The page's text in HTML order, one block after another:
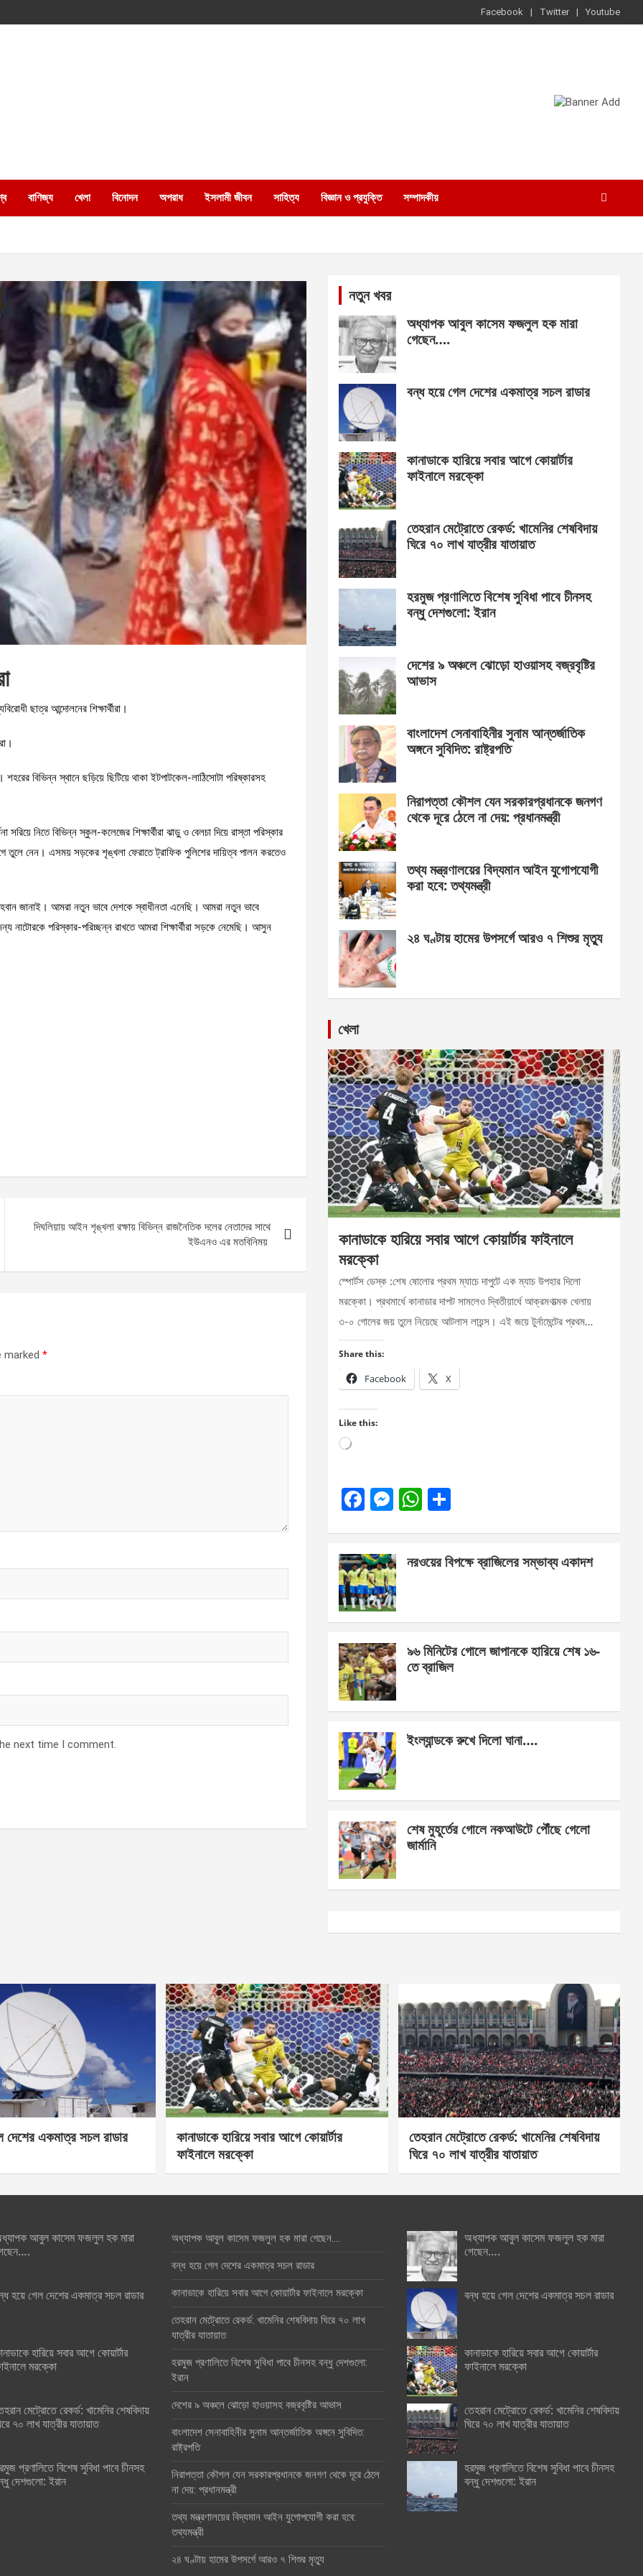
Facebook Twitter Youtube
বাণিজ্য খেলা বিনোদন অপরাধ ইসলামী জীবন সাহিত্য বিজ্ঞান ও প্রযুক্তি সম্পাদকীয়
ছাত্র আন্দোলনের শিক্ষার্থীরা।
বিভিন্ন স্থানে ছড়িয়ে ছিটিয়ে থাকা ইটপাটকেল-লাঠিসোটা পরিষ্কারসহ
নিতে বিভিন্ন স্কুল-কলেজের শিক্ষার্থীরা ঝাড়ু ও বেলচা দিয়ে রাস্তা পরিস্কার
তুলে নেন। এসময় সড়কের শৃঙ্খলা ফেরাতে ট্রাফিক পুলিশের দায়িত্ব পালন করতেও
জানাই। আমরা নতুন ভাবে দেশকে স্বাধীনতা এনেছি। আমরা নতুন ভাবে
নাটোরকে পরিস্কার-পরিচ্ছন্ন রাখতে আমরা শিক্ষার্থীরা সড়কে নেমেছি। আসুন
দিঘলিয়ায় আইন শৃঙ্খলা রক্ষায় বিভিন্ন রাজনৈতিক দলের নেতাদের সাথে
ইউএনও এর মতবিনিময়
marked *
next time I comment.
নতুন খবর
অধ্যাপক আবুল কাসেম ফজলুল হক মারা
গেছেন….
বন্ধ হয়ে গেল দেশের একমাত্র সচল রাডার
কানাডাকে হারিয়ে সবার আগে কোয়ার্টার
ফাইনালে মরক্কো
তেহরান মেট্রোতে রেকর্ড: খামেনির শেষবিদায়
ঘিরে ৭০ লাখ যাত্রীর যাতায়াত
হরমুজ প্রণালিতে বিশেষ সুবিধা পাবে চীনসহ
বন্ধু দেশগুলো: ইরান
দেশের ৯ অঞ্চলে ঝোড়ো হাওয়াসহ বজ্রবৃষ্টির
আভাস
বাংলাদেশ সেনাবাহিনীর সুনাম আন্তর্জাতিক
অঙ্গনে সুবিদিত: রাষ্ট্রপতি
নিরাপত্তা কৌশল যেন সরকারপ্রধানকে জনগণ
থেকে দূরে ঠেলে না দেয়: প্রধানমন্ত্রী
তথ্য মন্ত্রণালয়ের বিদ্যমান আইন যুগোপযোগী
করা হবে: তথ্যমন্ত্রী
২৪ ঘণ্টায় হামের উপসর্গে আরও ৭ শিশুর মৃত্যু
খেলা
কানাডাকে হারিয়ে সবার আগে কোয়ার্টার ফাইনালে
মরক্কো
স্পোর্টস ডেস্ক :শেষ ষোলোর প্রথম ম্যাচে দাপুটে এক ম্যাচ উপহার দিলো
মরক্কো। প্রথমার্ধে কানাডার দাপট সামলেও দ্বিতীয়ার্ধে আক্রমণাত্মক খেলায়
৩-০ গোলের জয় তুলে নিয়েছে আটলাস লায়ন্স। এই জয়ে টুর্নামেন্টের প্রথম…
Share this:
Facebook X
Like this:
Loading…
F
b
o
o
k
M
n
g
er
W
s
p
e
নরওয়ের বিপক্ষে ব্রাজিলের সম্ভাব্য একাদশ
৯৬ মিনিটের গোলে জাপানকে হারিয়ে শেষ ১৬-
তে ব্রাজিল
ইংল্যান্ডকে রুখে দিলো ঘানা….
শেষ মুহূর্তের গোলে নকআউটে পৌঁছে গেলো
জার্মানি
দেশের একমাত্র সচল রাডার
কানাডাকে হারিয়ে সবার আগে কোয়ার্টার
ফাইনালে মরক্কো
তেহরান মেট্রোতে রেকর্ড: খামেনির শেষবিদায়
ঘিরে ৭০ লাখ যাত্রীর যাতায়াত
আবুল কাসেম ফজলুল হক মারা
হয়ে গেল দেশের একমাত্র সচল রাডার
হারিয়ে সবার আগে কোয়ার্টার
মরক্কো
মেট্রোতে রেকর্ড: খামেনির শেষবিদায়
৭০ লাখ যাত্রীর যাতায়াত
প্রণালিতে বিশেষ সুবিধা পাবে চীনসহ
দেশগুলো: ইরান
অধ্যাপক আবুল কাসেম ফজলুল হক মারা গেছেন….
বন্ধ হয়ে গেল দেশের একমাত্র সচল রাডার
কানাডাকে হারিয়ে সবার আগে কোয়ার্টার ফাইনালে মরক্কো
তেহরান মেট্রোতে রেকর্ড: খামেনির শেষবিদায় ঘিরে ৭০ লাখ
যাত্রীর যাতায়াত
হরমুজ প্রণালিতে বিশেষ সুবিধা পাবে চীনসহ বন্ধু দেশগুলো:
ইরান
দেশের ৯ অঞ্চলে ঝোড়ো হাওয়াসহ বজ্রবৃষ্টির আভাস
বাংলাদেশ সেনাবাহিনীর সুনাম আন্তর্জাতিক অঙ্গনে সুবিদিত:
রাষ্ট্রপতি
নিরাপত্তা কৌশল যেন সরকারপ্রধানকে জনগণ থেকে দূরে ঠেলে
না দেয়: প্রধানমন্ত্রী
তথ্য মন্ত্রণালয়ের বিদ্যমান আইন যুগোপযোগী করা হবে:
তথ্যমন্ত্রী
২৪ ঘণ্টায় হামের উপসর্গে আরও ৭ শিশুর মৃত্যু
অধ্যাপক আবুল কাসেম ফজলুল হক মারা
গেছেন….
বন্ধ হয়ে গেল দেশের একমাত্র সচল রাডার
কানাডাকে হারিয়ে সবার আগে কোয়ার্টার
ফাইনালে মরক্কো
তেহরান মেট্রোতে রেকর্ড: খামেনির শেষবিদায়
ঘিরে ৭০ লাখ যাত্রীর যাতায়াত
হরমুজ প্রণালিতে বিশেষ সুবিধা পাবে চীনসহ
বন্ধু দেশগুলো: ইরান